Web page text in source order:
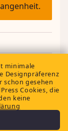
minimale
Designpräferenz
schon gesehen
Cookies, die
keine